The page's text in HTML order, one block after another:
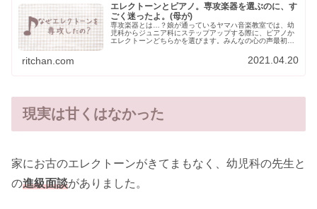
エレクトーンとピアノ。専攻楽器を選ぶのに、す
ごく迷ったよ。(母が)
専攻楽器とは…？娘が通っているヤマハ音楽教室では、幼
児科からジュニア科にステップアップする際に、ピアノか
エレクトーンどちらかを選びます。みんなの心の声最初か
ritchan.com 2021.04.20
現実は甘くはなかった
家にお古のエレクトーンがきてまもなく、幼児科の先生と
の進級面談がありました。